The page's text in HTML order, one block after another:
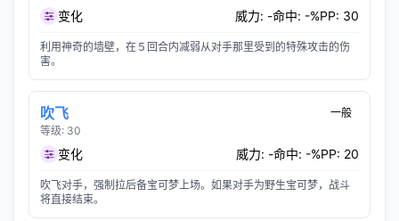
变化 威力: -命中: -%PP: 30
利用神奇的墙壁，在５回合内减弱从对手那里受到的特殊攻击的伤
害。
吹飞
等级: 30
一般
变化 威力: -命中: -%PP: 20
吹飞对手，强制拉后备宝可梦上场。如果对手为野生宝可梦，战斗
将直接结束。